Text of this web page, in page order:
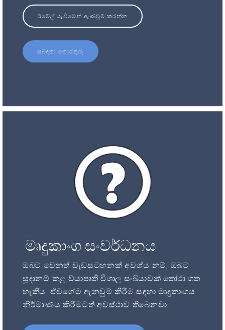
ඊමේල් යැවීමෙන් ඇණවුම් කරන්න
සබඳතා තොරතුරු
මෘදුකාංග සංවර්ධනය
ඔබට වෙනත් වැඩසටහනක් අවශ්ය නම්, ඔබට
සූදානම් කළ ව්යාපෘති විශාල සංඛ්යාවක් තෝරා ගත
හැකිය. ඒවගේම ඇනවුම් කිරීම සඳහා මෘදුකාංගය
නිර්මාණය කිරීමටත් අවස්ථාව තිබෙනවා.